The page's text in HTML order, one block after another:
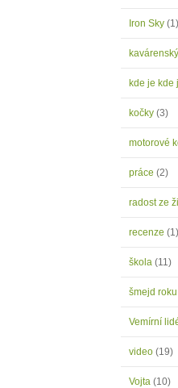
Iron Sky (1)
kde je kde
kočky (3)
motorové
práce (2)
radost ze
recenze (1)
škola (11)
šmejd roku
Vemírní
video (19)
Vojta (10)